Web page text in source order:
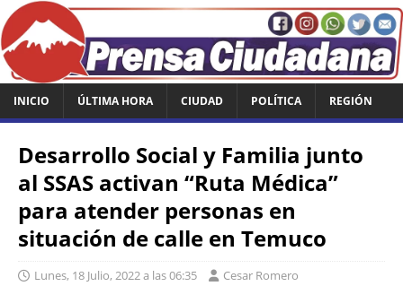
INICIO ÚLTIMA HORA CIUDAD POLÍTICA REGIÓN
Desarrollo Social y Familia junto
al SSAS activan “Ruta Médica”
para atender personas en
situación de calle en Temuco
Lunes, 18 Julio, 2022 a las 06:35 Cesar Romero